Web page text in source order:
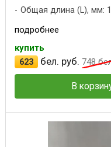
Общая длина (L), мм:
подробнее
купить
623
бел. руб. 748
В